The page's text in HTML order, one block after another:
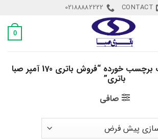
CONTACT
02188882222
0
محصولات برچسب خورده “فروش باتری 170 آمپر صبا
باتری”
صافی